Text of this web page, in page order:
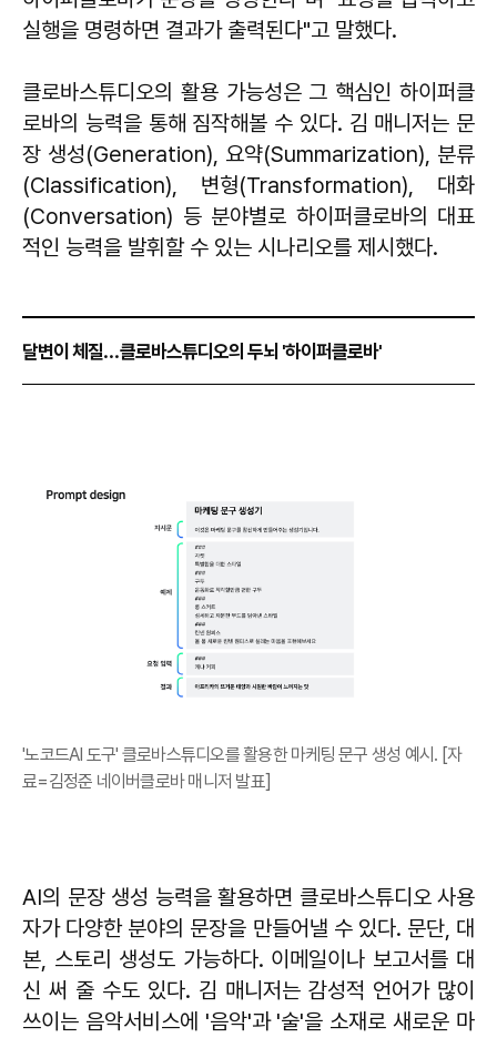
실행을 명령하면 결과가 출력된다"고 말했다.
클로바스튜디오의 활용 가능성은 그 핵심인 하이퍼클
로바의 능력을 통해 짐작해볼 수 있다. 김 매니저는 문
장 생성(Generation), 요약(Summarization), 분류
(Classification), 변형(Transformation), 대화
(Conversation) 등 분야별로 하이퍼클로바의 대표
적인 능력을 발휘할 수 있는 시나리오를 제시했다.
달변이 체질…클로바스튜디오의 두뇌 '하이퍼클로바'
'노코드AI 도구' 클로바스튜디오를 활용한 마케팅 문구 생성 예시. [자
료=김정준 네이버클로바 매니저 발표]
AI의 문장 생성 능력을 활용하면 클로바스튜디오 사용
자가 다양한 분야의 문장을 만들어낼 수 있다. 문단, 대
본, 스토리 생성도 가능하다. 이메일이나 보고서를 대
신 써 줄 수도 있다. 김 매니저는 감성적 언어가 많이
쓰이는 음악서비스에 '음악'과 '술'을 소재로 새로운 마